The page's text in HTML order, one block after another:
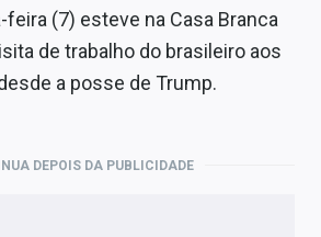
(7) esteve na Casa Branca
de trabalho do brasileiro aos
a posse de Trump.
DEPOIS DA PUBLICIDADE